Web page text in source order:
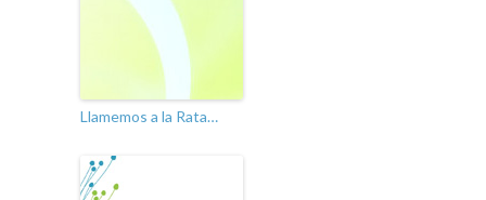
Llamemos a la Rata…